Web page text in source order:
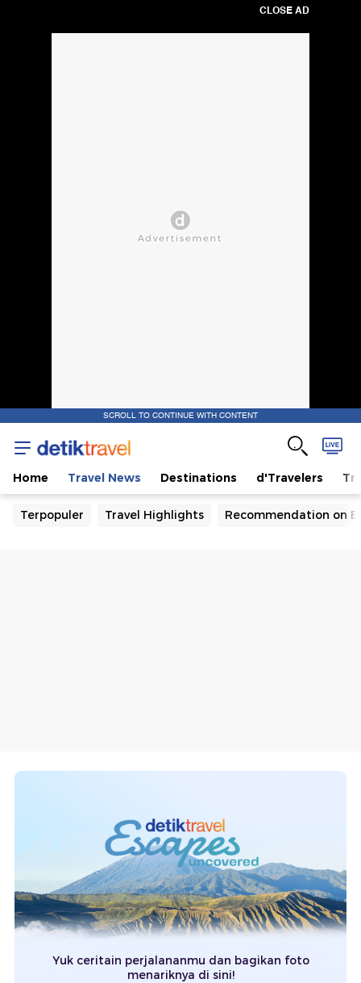
CLOSE AD
SCROLL TO CONTINUE WITH CONTENT
Home Travel News Destinations d'Travelers
Terpopuler Travel Highlights Recommendation on
Yuk ceritain perjalananmu dan bagikan foto
menariknya di sini!